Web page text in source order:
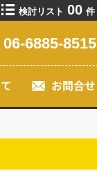
検討リスト 00 件
06-6885-8515